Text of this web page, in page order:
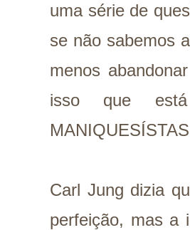
uma série de
se não sabemos
menos
isso que
Carl Jung dizia
perfeição, mas a